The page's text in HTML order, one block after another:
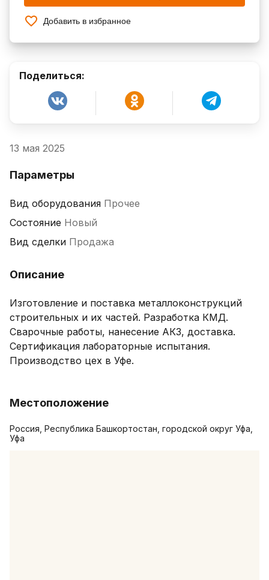
Добавить в избранное
Поделиться:
13 мая 2025
Параметры
Вид оборудования Прочее
Состояние Новый
Вид сделки Продажа
Описание
Изготовление и поставка металлоконструкций
строительных и их частей. Разработка КМД.
Сварочные работы, нанесение АКЗ, доставка.
Сертификация лабораторные испытания.
Производство цех в Уфе.
Местоположение
Россия, Республика Башкортостан, городской округ Уфа,
Уфа